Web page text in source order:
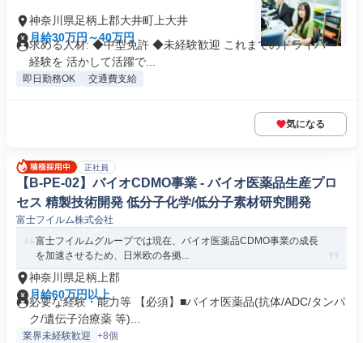
神奈川県足柄上郡大井町上大井
月給30万円～40万円
求める人材: ◆中型免許 ◆未経験歓迎 これまでのドライバー
経験を 活かして活躍で...
即日勤務OK 交通費支給
気になる
正社員
【B-PE-02】バイオCDMO事業 - バイオ医薬品生産プロ
セス 精製技術開発 低分子化学/低分子素材研究開発
富士フイルム株式会社
富士フイルムグループでは現在、バイオ医薬品CDMO事業の成長
を加速させるため、日米欧の各拠...
神奈川県足柄上郡
月給60万円以上
必要な経験・能力等 【必須】■バイオ医薬品(抗体/ADC/タンパ
ク/遺伝子治療薬 等)...
業界未経験歓迎 +8個